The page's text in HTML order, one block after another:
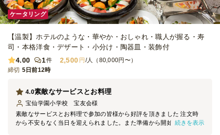
ケータリング
【温製】ホテルのような・華やか・おしゃれ・職人が握る・寿
司・本格洋食・デザート・小分け・陶器皿・装飾付
4.00
1件 2,500 円 /人（80,000円〜）
締切 5日前12時
素敵なサービスとお料理
4.0
宝仙学園小学校 宝友会様
素敵なサービスとお料理で参加の皆様から好評を頂きました 注文時
から不安もなく当日を迎えられました。また準備から開始までスムー
続きを表示